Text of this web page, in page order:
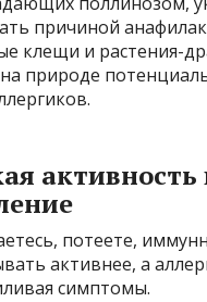
причиной
клещи и растения-
природе
активность
потеете,
активнее, а
симптомы.